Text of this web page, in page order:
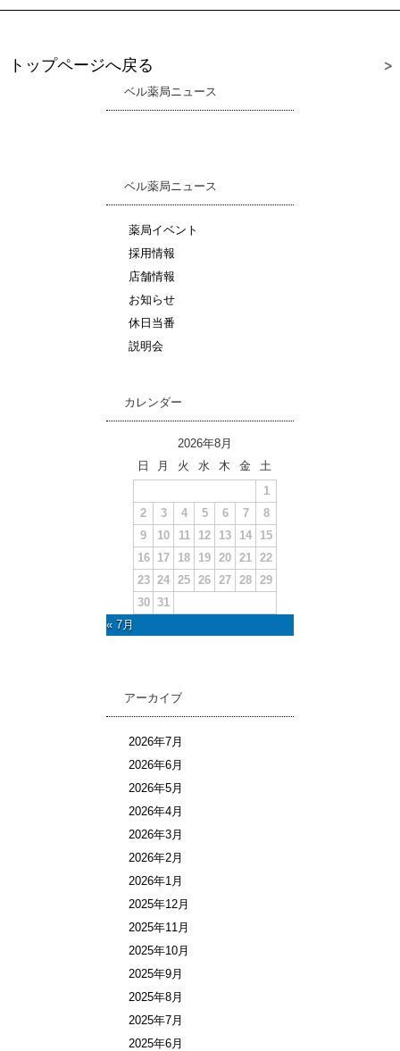
トップページへ戻る
ベル薬局ニュース
ベル薬局ニュース
薬局イベント
採用情報
店舗情報
お知らせ
休日当番
説明会
カレンダー
2026年8月
日
月 火 水 木 金
土
1
2
3 4 5 6 7
8
9
10 11 12 13 14
15
16
17 18 19 20 21
22
23 24 25 26 27 28 29
30 31
« 7月
アーカイブ
2026年7月
2026年6月
2026年5月
2026年4月
2026年3月
2026年2月
2026年1月
2025年12月
2025年11月
2025年10月
2025年9月
2025年8月
2025年7月
2025年6月